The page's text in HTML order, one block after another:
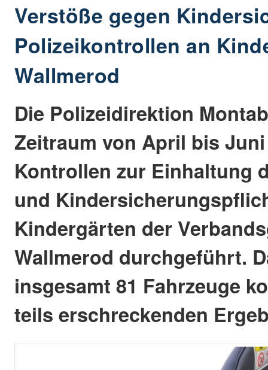
Verstöße gegen
Polizeikontrollen an
Wallmerod
Die Polizeidirektion
Zeitraum von April bis
Kontrollen zur Einhaltung
und
Kindergärten der
Wallmerod durchgeführt.
insgesamt 81 Fahrzeuge
teils erschreckenden